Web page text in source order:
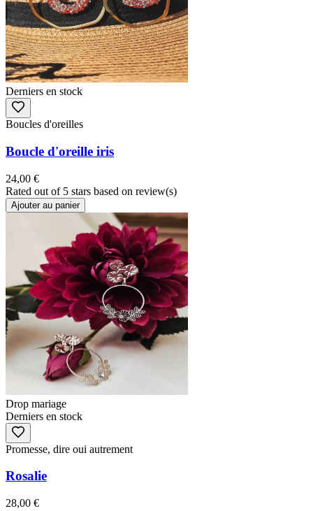
Derniers en stock
Boucles d'oreilles
Boucle d'oreille iris
24,00 €
Rated out of 5 stars based on review(s)
Ajouter au panier
Drop mariage
Derniers en stock
Promesse, dire oui autrement
Rosalie
28,00 €